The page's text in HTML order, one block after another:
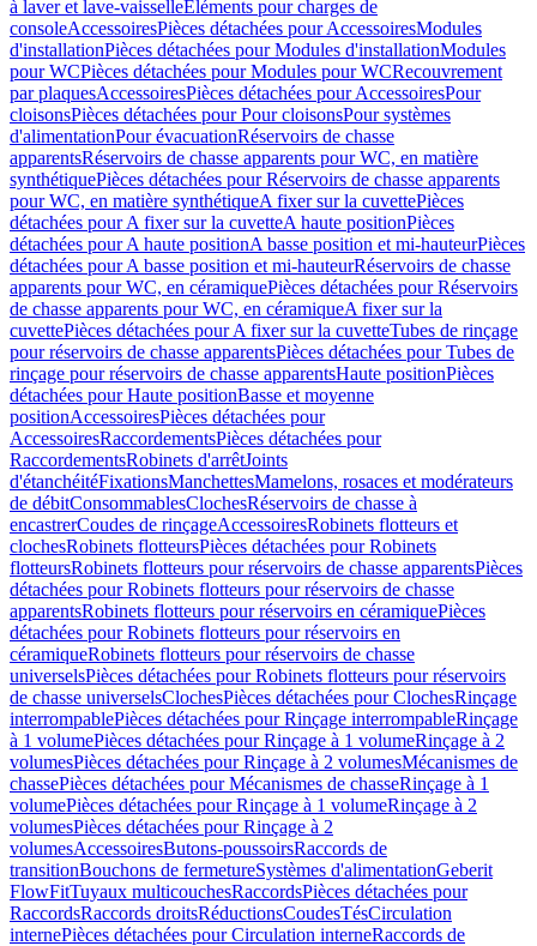
à laver et lave-vaisselleEléments pour charges de
consoleAccessoiresPièces détachées pour AccessoiresModules
d'installationPièces détachées pour Modules d'installationModules
pour WCPièces détachées pour Modules pour WCRecouvrement
par plaquesAccessoiresPièces détachées pour AccessoiresPour
cloisonsPièces détachées pour Pour cloisonsPour systèmes
d'alimentationPour évacuationRéservoirs de chasse
apparentsRéservoirs de chasse apparents pour WC, en matière
synthétiquePièces détachées pour Réservoirs de chasse apparents
pour WC, en matière synthétiqueA fixer sur la cuvettePièces
détachées pour A fixer sur la cuvetteA haute positionPièces
détachées pour A haute positionA basse position et mi-hauteurPièces
détachées pour A basse position et mi-hauteurRéservoirs de chasse
apparents pour WC, en céramiquePièces détachées pour Réservoirs
de chasse apparents pour WC, en céramiqueA fixer sur la
cuvettePièces détachées pour A fixer sur la cuvetteTubes de rinçage
pour réservoirs de chasse apparentsPièces détachées pour Tubes de
rinçage pour réservoirs de chasse apparentsHaute positionPièces
détachées pour Haute positionBasse et moyenne
positionAccessoiresPièces détachées pour
AccessoiresRaccordementsPièces détachées pour
RaccordementsRobinets d'arrêtJoints
d'étanchéitéFixationsManchettesMamelons, rosaces et modérateurs
de débitConsommablesClochesRéservoirs de chasse à
encastrerCoudes de rinçageAccessoiresRobinets flotteurs et
clochesRobinets flotteursPièces détachées pour Robinets
flotteursRobinets flotteurs pour réservoirs de chasse apparentsPièces
détachées pour Robinets flotteurs pour réservoirs de chasse
apparentsRobinets flotteurs pour réservoirs en céramiquePièces
détachées pour Robinets flotteurs pour réservoirs en
céramiqueRobinets flotteurs pour réservoirs de chasse
universelsPièces détachées pour Robinets flotteurs pour réservoirs
de chasse universelsClochesPièces détachées pour ClochesRinçage
interrompablePièces détachées pour Rinçage interrompableRinçage
à 1 volumePièces détachées pour Rinçage à 1 volumeRinçage à 2
volumesPièces détachées pour Rinçage à 2 volumesMécanismes de
chassePièces détachées pour Mécanismes de chasseRinçage à 1
volumePièces détachées pour Rinçage à 1 volumeRinçage à 2
volumesPièces détachées pour Rinçage à 2
volumesAccessoiresButons-poussoirsRaccords de
transitionBouchons de fermetureSystèmes d'alimentationGeberit
FlowFitTuyaux multicouchesRaccordsPièces détachées pour
RaccordsRaccords droitsRéductionsCoudesTésCirculation
internePièces détachées pour Circulation interneRaccords de